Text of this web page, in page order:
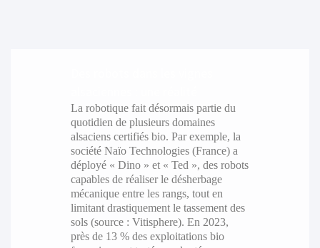
La robotique fait désormais partie du
quotidien de plusieurs domaines
alsaciens certifiés bio. Par exemple, la
société Naïo Technologies (France) a
déployé « Dino » et « Ted », des robots
capables de réaliser le désherbage
mécanique entre les rangs, tout en
limitant drastiquement le tassement des
sols (source : Vitisphere). En 2023,
près de 13 % des exploitations bio